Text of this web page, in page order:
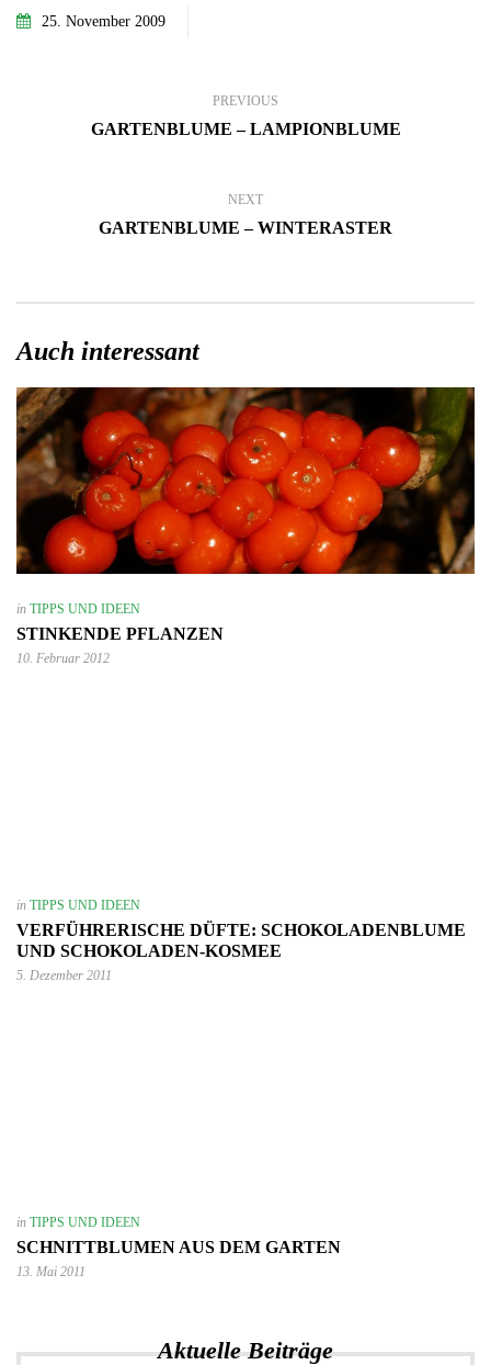
25. November 2009
PREVIOUS
GARTENBLUME – LAMPIONBLUME
NEXT
GARTENBLUME – WINTERASTER
Auch interessant
in TIPPS UND IDEEN
STINKENDE PFLANZEN
10. Februar 2012
in TIPPS UND IDEEN
VERFÜHRERISCHE DÜFTE: SCHOKOLADENBLUME
UND SCHOKOLADEN-KOSMEE
5. Dezember 2011
in TIPPS UND IDEEN
SCHNITTBLUMEN AUS DEM GARTEN
13. Mai 2011
Aktuelle Beiträge